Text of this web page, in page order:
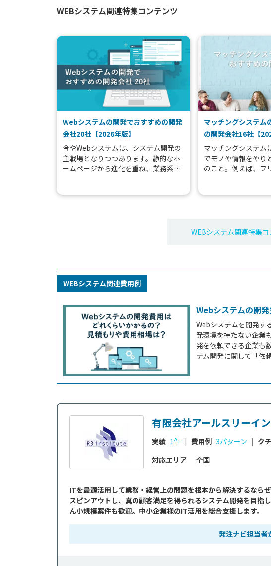
WEBシステム関連特集コンテンツ
Webシステムの開発でおすすめの開発
会社20社【2026年版】
今やWebシステムは、システム開発の
主戦場となりつつあります。静的なホ
ームページから進化を重ね、業務系の
マッチングシステム
の開発会社16社【
マッチングシステム
でモノや情報をやり
のこと。例えば、フ
WEBシステム関連特集
WEBシステム関連費用例
Webシステムの開
Webシステムを開発す
発環境を持たない企業
発を依頼できる企業も
テム開発に関して「依
担当者は多いのでは
の仕組み、さらには
有限会社アールスリーイ
実績 1件 | 費用例 3パターン | ク
対応エリア
全国
ITを最適活用して業務・経営上の問題を根本から解決するなら
スピンアウトし、真の顧客満足を得られるシステム開発を目指
ん小規模案件も歓迎。中小企業様のIT活用を総合支援します。
発注ナビ担当者